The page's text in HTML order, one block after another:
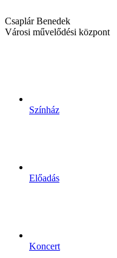
Csaplár Benedek
Városi művelődési központ
Színház
Előadás
Koncert